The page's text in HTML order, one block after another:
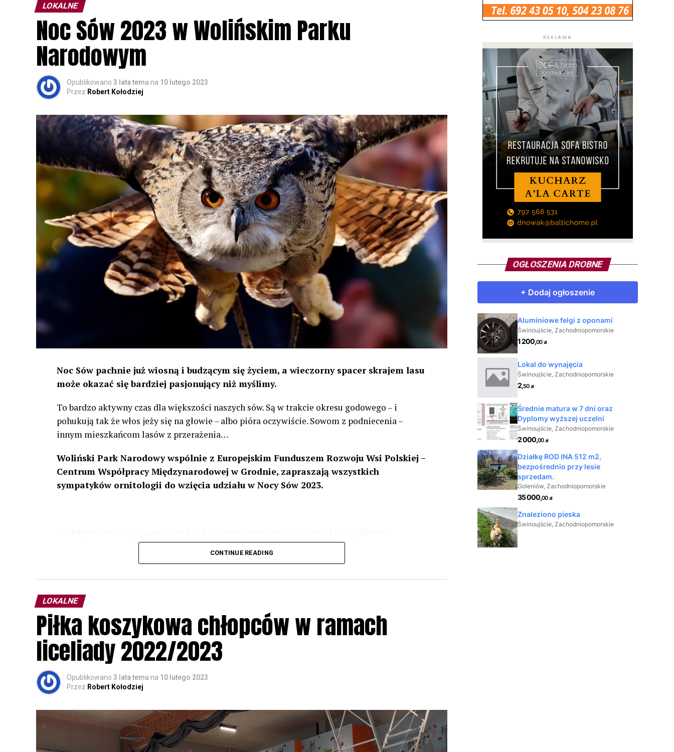
LOKALNE
Noc Sów 2023 w Wolińskim Parku
Narodowym
Opublikowano 3 lata temu na 10 lutego 2023
Przez Robert Kołodziej
Noc Sów pachnie już wiosną i budzącym się życiem, a wieczorny spacer skrajem lasu
może okazać się bardziej pasjonujący niż myślimy.
To bardzo aktywny czas dla większości naszych sów. Są w trakcie okresu godowego – i
pohukują tak że włos jeży się na głowie – albo pióra oczywiście. Sowom z podniecenia –
innym mieszkańcom lasów z przerażenia…
Woliński Park Narodowy wspólnie z Europejskim Funduszem Rozwoju Wsi Polskiej –
Centrum Współpracy Międzynarodowej w Grodnie, zapraszają wszystkich
sympatyków ornitologii do wzięcia udziału w Nocy Sów 2023.
odbędzie się w dniach24 i 25 lutego 2023 r. wg harmonogramu przedstawionego na
Wszystkich uczestników zapraszamy do udziału w Akcji, włączenia się w aktywne
rozpoznawanie głosów sów i wymianę doświadczeń przy grillu.Na wydarzenie obowiązują
zapisy.
CONTINUE READING
LOKALNE
Piłka koszykowa chłopców w ramach
liceliady 2022/2023
Opublikowano 3 lata temu na 10 lutego 2023
Przez Robert Kołodziej
REKLAMA
OGŁOSZENIA DROBNE